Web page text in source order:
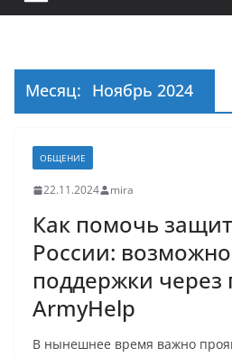
Месяц: Ноябрь 2024
ОБЩЕНИЕ
22.11.2024 mira
Как помочь
России:
поддержки через
ArmyHelp
В нынешнее время важно